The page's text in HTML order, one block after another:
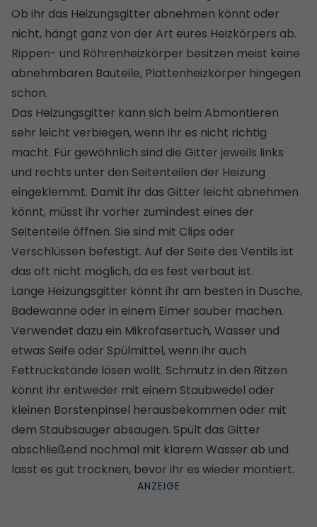
Ob ihr das Heizungsgitter abnehmen könnt oder
nicht, hängt ganz von der Art eures Heizkörpers ab.
Rippen- und Röhrenheizkörper besitzen meist keine
abnehmbaren Bauteile, Plattenheizkörper hingegen
schon.
Das Heizungsgitter kann sich beim Abmontieren
sehr leicht verbiegen, wenn ihr es nicht richtig
macht. Für gewöhnlich sind die Gitter jeweils links
und rechts unter den Seitenteilen der Heizung
eingeklemmt. Damit ihr das Gitter leicht abnehmen
könnt, müsst ihr vorher zumindest eines der
Seitenteile öffnen. Sie sind mit Clips oder
Verschlüssen befestigt. Auf der Seite des Ventils ist
das oft nicht möglich, da es fest verbaut ist.
Lange Heizungsgitter könnt ihr am besten in Dusche,
Badewanne oder in einem Eimer sauber machen.
Verwendet dazu ein Mikrofasertuch, Wasser und
etwas Seife oder Spülmittel, wenn ihr auch
Fettrückstände lösen wollt. Schmutz in den Ritzen
könnt ihr entweder mit einem Staubwedel oder
kleinen Borstenpinsel herausbekommen oder mit
dem Staubsauger absaugen. Spült das Gitter
abschließend nochmal mit klarem Wasser ab und
lasst es gut trocknen, bevor ihr es wieder montiert.